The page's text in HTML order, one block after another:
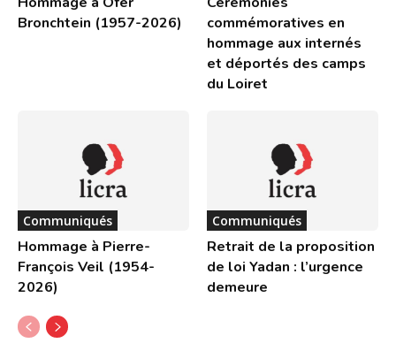
Bronchtein (1957-2026)
commémoratives en
hommage aux internés
et déportés des camps
du Loiret
Communiqués
Hommage à Pierre-
François Veil (1954-
2026)
Communiqués
Retrait de la proposition
de loi Yadan : l’urgence
demeure